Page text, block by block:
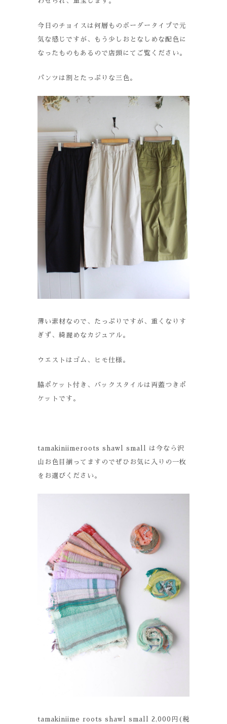
今日のチョイスは何層ものボーダータイプで元
気な感じですが、もう少しおとなしめな配色に
なったものもあるので店頭にてご覧ください。
パンツは割とたっぷりな三色。
薄い素材なので、たっぷりですが、重くなりす
ぎず、綺麗めなカジュアル。
ウエストはゴム、ヒモ仕様。
脇ポケット付き、バックスタイルは両蓋つきポ
ケットです。
tamakiniimeroots shawl small は今なら沢
山お色目揃ってますのでぜひお気に入りの一枚
をお選びください。
tamakiniime roots shawl small 2,000円(税